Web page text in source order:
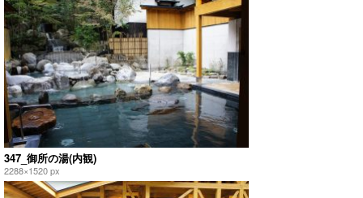
347_御所の湯(内観)
2288×1520 px